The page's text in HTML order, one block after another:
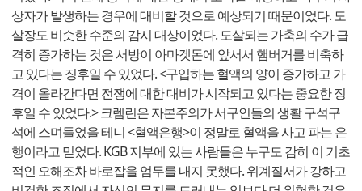
상자가 발생하는 경우에 대비할 것으로 예상되기 때문이었다. 도
살장도 비슷한 수준의 감시 대상이었다. 도살되는 가축의 수가 급
격히 증가하는 것은 서방이 아마겟돈에 앞서서 햄버거를 비축하
고 있다는 징후일 수 있었다. <구입하는 혈액의 양이 증가하고 가
격이 올라간다면 전쟁에 대한 대비가 시작되고 있다는 중요한 징
후일 수 있었다.> 크렘린은 자본주의가 서구인들의 생활 구석구
석에 스며들었을 테니 <혈액은행>이 정말로 혈액을 사고 파는 은
행이라고 믿었다. KGB 지부에 있는 사람들은 누구도 감히 이 기초
적인 오해조차 바로잡을 엄두를 내지 못했다. 위계질서가 강하고